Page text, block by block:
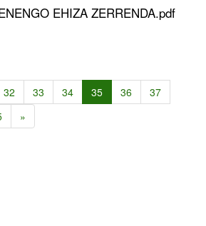
EHIZA ZERRENDA.pdf
32 33 34 35 36
37
»